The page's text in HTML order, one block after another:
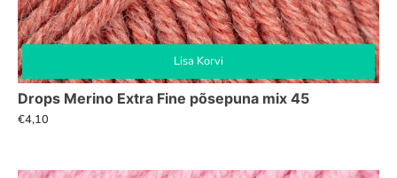
Lisa Korvi
Drops Merino Extra Fine põsepuna mix 45
€4,10